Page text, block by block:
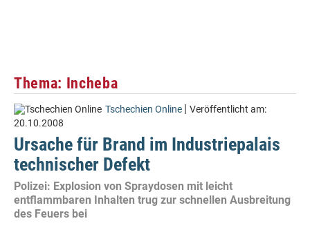
Thema: Incheba
Tschechien Online | Veröffentlicht am:
20.10.2008
Ursache für Brand im Industriepalais
technischer Defekt
Polizei: Explosion von Spraydosen mit leicht
entflammbaren Inhalten trug zur schnellen Ausbreitung
des Feuers bei